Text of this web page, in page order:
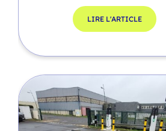
LIRE L'ARTICLE